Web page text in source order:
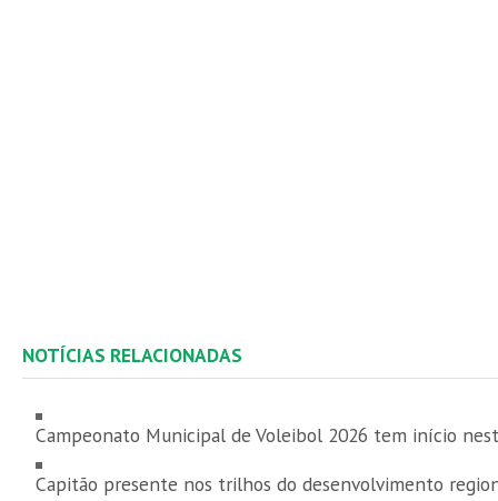
NOTÍCIAS RELACIONADAS
Campeonato Municipal de Voleibol 2026 tem início
Capitão presente nos trilhos do desenvolvimento